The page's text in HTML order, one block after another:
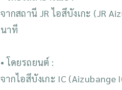
จากสถานี JR ไอสึบังเกะ (JR
นาที
• โดยรถยนต์ :
จากไอสึบังเกะ IC